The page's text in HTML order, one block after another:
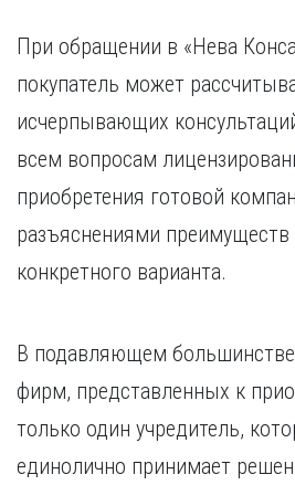
При обращении в «Нева
покупатель может
исчерпывающих
всем вопросам
приобретения готовой
разъяснениями
конкретного варианта.
В подавляющем большинстве
фирм, представленных к
только один учредитель,
единолично принимает